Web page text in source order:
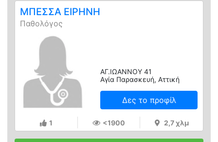
ΜΠΕΣΣΑ ΕΙΡΗΝΗ
Παθολόγος
ΑΓ.ΙΩΑΝΝΟΥ 41
Αγία Παρασκευή, Αττική
Δες το προφίλ
1 <1900 2,7 χλμ